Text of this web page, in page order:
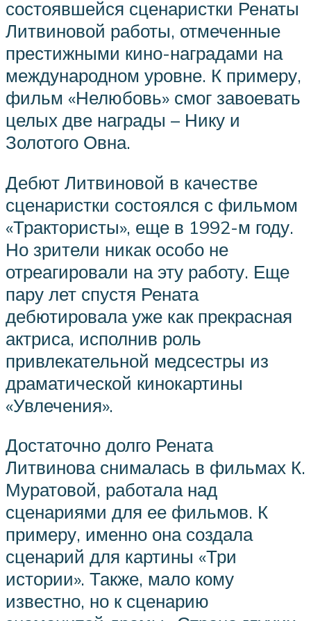
состоявшейся сценаристки Ренаты
Литвиновой работы, отмеченные
престижными кино-наградами на
международном уровне. К примеру,
фильм «Нелюбовь» смог завоевать
целых две награды – Нику и
Золотого Овна.
Дебют Литвиновой в качестве
сценаристки состоялся с фильмом
«Трактористы», еще в 1992-м году.
Но зрители никак особо не
отреагировали на эту работу. Еще
пару лет спустя Рената
дебютировала уже как прекрасная
актриса, исполнив роль
привлекательной медсестры из
драматической кинокартины
«Увлечения».
Достаточно долго Рената
Литвинова снималась в фильмах К.
Муратовой, работала над
сценариями для ее фильмов. К
примеру, именно она создала
сценарий для картины «Три
истории». Также, мало кому
известно, но к сценарию